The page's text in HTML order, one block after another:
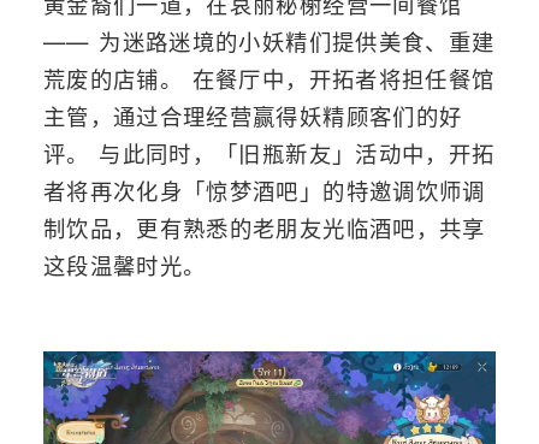
—— 为迷路迷境的小妖精们提供美食、重建
荒废的店铺。 在餐厅中，开拓者将担任餐馆
主管，通过合理经营赢得妖精顾客们的好
评。 与此同时，「旧瓶新友」活动中，开拓
者将再次化身「惊梦酒吧」的特邀调饮师调
制饮品，更有熟悉的老朋友光临酒吧，共享
这段温馨时光。